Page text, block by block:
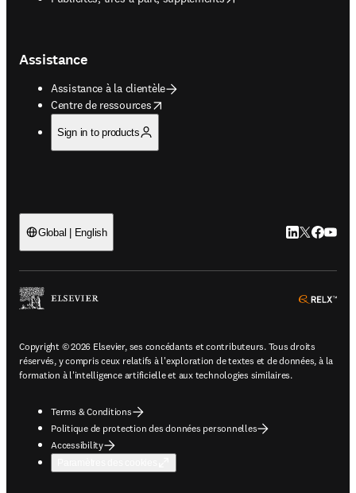
Assistance
Assistance à la clientèle
Centre de ressources
opens in new tab/window
Sign in to products
Global | English LinkedIn
Twitter
Copyright © 2026 Elsevier, ses concédants et contributeurs. Tous droits
réservés, y compris ceux relatifs à l'exploration de textes et de données, à la
formation à l'intelligence artificielle et aux technologies similaires.
Terms & Conditions
Politique de protection des données personnelles
Accessibility